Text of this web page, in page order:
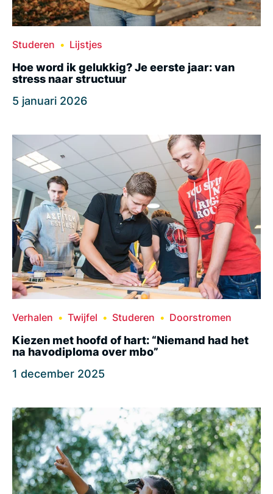
Studeren Lijstjes
Hoe word ik gelukkig? Je eerste jaar: van
stress naar structuur
5 januari 2026
Verhalen Twijfel Studeren Doorstromen
Kiezen met hoofd of hart: “Niemand had het
na havodiploma over mbo”
1 december 2025